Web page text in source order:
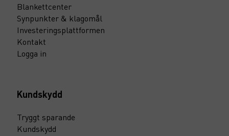
Blankettcenter
Synpunkter & klagomål
Investeringsplattformen
Kontakt
Logga in
Kundskydd
Tryggt sparande
Kundskydd